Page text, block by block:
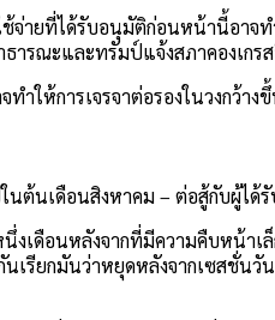
ช้จ่ายที่ได้รับอนุมัติก่อนหน้านี้อา
ธารณะและทรัมป์แจ้งสภาคองเ
ำให้การเจรจาต่อรองในวงกว้า
ต้นเดือนสิงหาคม – ต่อสู้กับผู้ได้
เดือนหลังจากที่มีความคืบหน้าเ
รียกมันว่าหยุดหลังจากเซสชั่น